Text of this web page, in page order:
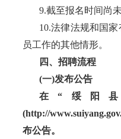
9.截至报名时间尚
10.法律法规和国
员工作的其他情形。
四、招聘流程
(一)发布公告
在“绥阳
(http://
布公告。